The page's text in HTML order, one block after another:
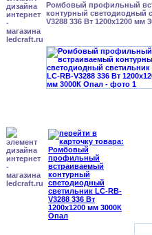
Ромбовый профильный
контурный светодиодный
V3288 336 Вт 1200x1200 мм